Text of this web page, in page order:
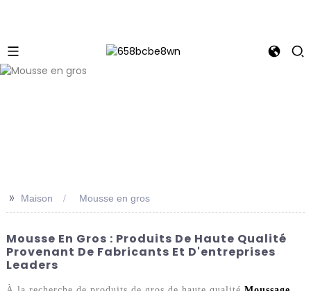
>> Maison Mousse en gros
Mousse En Gros : Produits De Haute Qualité
Provenant De Fabricants Et D'entreprises
Leaders